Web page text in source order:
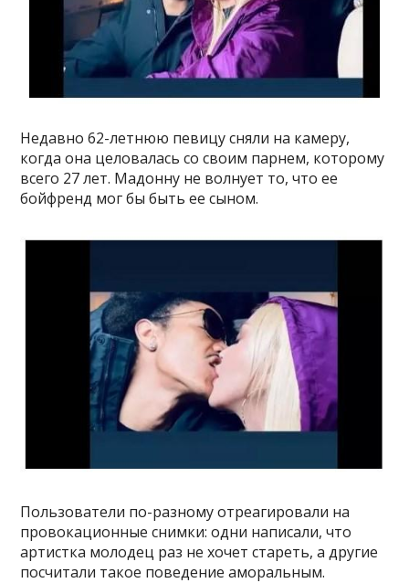
Недавно 62-летнюю певицу сняли на камеру,
когда она целовалась со своим парнем, которому
всего 27 лет. Мадонну не волнует то, что ее
бойфренд мог бы быть ее сыном.
Пользователи по-разному отреагировали на
провокационные снимки: одни написали, что
артистка молодец раз не хочет стареть, а другие
посчитали такое поведение аморальным.